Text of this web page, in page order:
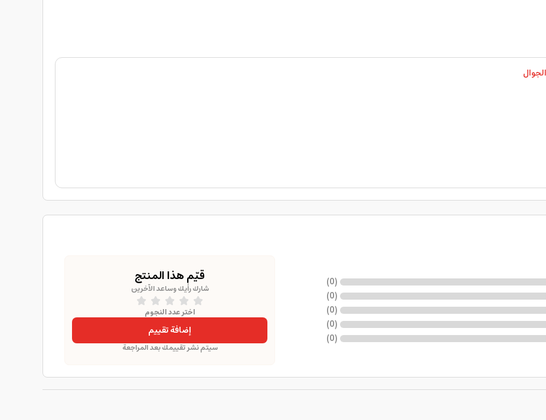
(
0
)
(
0
)
(
0
)
(
0
)
(
0
)
قيّم هذا المنتج
شارك رأيك وساعد الآخرين
اختر عدد النجوم
إضافة تقييم
سيتم نشر تقييمك بعد المراجعة